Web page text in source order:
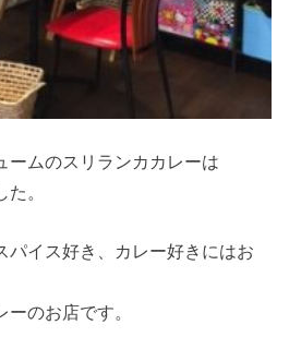
ームのスリランカカレーは
。
パイス好き、カレー好きにはお
のお店です。